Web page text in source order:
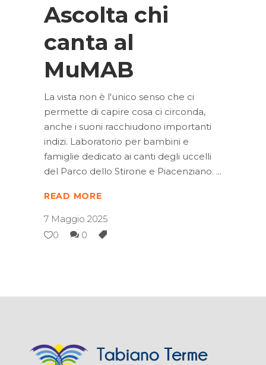
Ascolta chi
canta al
MuMAB
La vista non è l'unico senso che ci
permette di capire cosa ci circonda,
anche i suoni racchiudono importanti
indizi. Laboratorio per bambini e
famiglie dedicato ai canti degli uccelli
del Parco dello Stirone e Piacenziano.
READ MORE
7 Maggio 2025
0
0